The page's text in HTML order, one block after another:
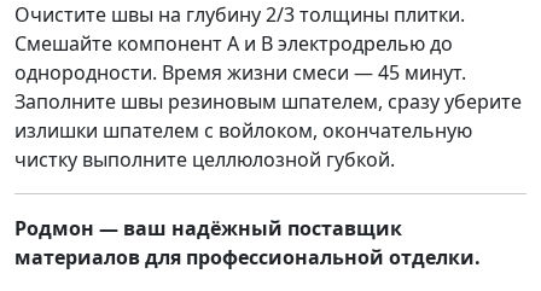
Очистите швы на глубину 2/3 толщины плитки.
Смешайте компонент А и В электродрелью до
однородности. Время жизни смеси — 45 минут.
Заполните швы резиновым шпателем, сразу уберите
излишки шпателем с войлоком, окончательную
чистку выполните целлюлозной губкой.
Родмон — ваш надёжный поставщик
материалов для профессиональной отделки.